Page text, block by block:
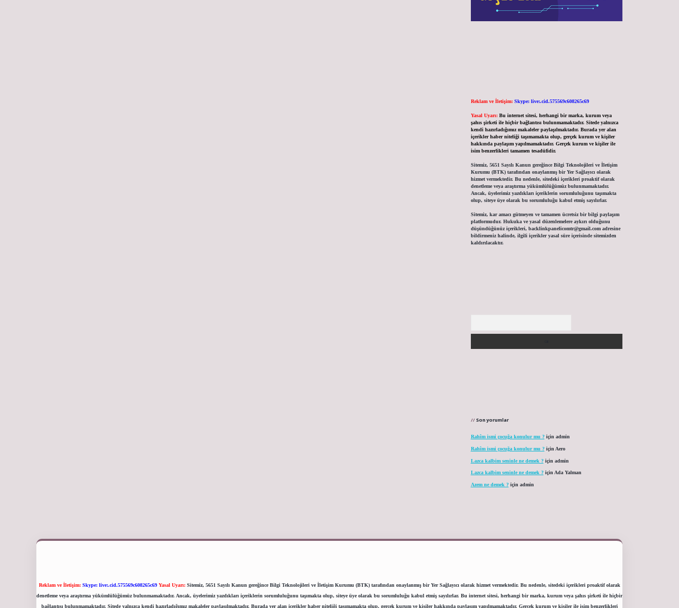
Reklam ve İletişim: Skype: live:.cid.575569c608265c69
Yasal Uyarı: Bu internet sitesi, herhangi bir marka, kurum veya
şahıs şirketi ile hiçbir bağlantısı bulunmamaktadır. Sitede yalnızca
kendi hazırladığımız makaleler paylaşılmaktadır. Burada yer alan
içerikler haber niteliği taşımamakta olup, gerçek kurum ve kişiler
hakkında paylaşım yapılmamaktadır. Gerçek kurum ve kişiler ile
isim benzerlikleri tamamen tesadüfidir.
Sitemiz, 5651 Sayılı Kanun gereğince Bilgi Teknolojileri ve İletişim
Kurumu (BTK) tarafından onaylanmış bir Yer Sağlayıcı olarak
hizmet vermektedir. Bu nedenle, sitedeki içerikleri proaktif olarak
denetleme veya araştırma yükümlülüğümüz bulunmamaktadır.
Ancak, üyelerimiz yazdıkları içeriklerin sorumluluğunu taşımakta
olup, siteye üye olarak bu sorumluluğu kabul etmiş sayılırlar.
Sitemiz, kar amacı gütmeyen ve tamamen ücretsiz bir bilgi paylaşım
platformudur. Hukuka ve yasal düzenlemelere aykırı olduğunu
düşündüğünüz içerikleri, backlinkpanelicomtr@gmail.comadresine
bildirmeniz halinde, ilgili içerikler yasal süre içerisinde sitemizden
kaldırılacaktır.
Son yorumlar
Rahîm ismi çocuğa konulur mu ?için admin
Rahîm ismi çocuğa konulur mu ?için Aero
Lazca kalbim seninle ne demek ?için admin
Lazca kalbim seninle ne demek ?için Ada Yalman
Azem ne demek ?için admin
Reklam ve İletişim: Skype: live:.cid.575569c608265c69 Yasal Uyarı:Sitemiz, 5651 Sayılı Kanun gereğince Bilgi Teknolojileri ve İletişim Kurumu (BTK) tarafından onaylanmış bir Yer Sağlayıcı olarak hizmet vermektedir. Bu nedenle, sitedeki içerikleri proaktif olarak
denetleme veya araştırma yükümlülüğümüz bulunmamaktadır. Ancak, üyelerimiz yazdıkları içeriklerin sorumluluğunu taşımakta olup, siteye üye olarak bu sorumluluğu kabul etmiş sayılırlar. Bu internet sitesi, herhangi bir marka, kurum veya şahıs şirketi ile hiçbir
bağlantısı bulunmamaktadır. Sitede yalnızca kendi hazırladığımız makaleler paylaşılmaktadır. Burada yer alan içerikler haber niteliği taşımamakta olup, gerçek kurum ve kişiler hakkında paylaşım yapılmamaktadır. Gerçek kurum ve kişiler ile isim benzerlikleri